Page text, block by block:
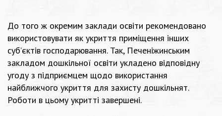
До того ж окремим заклади освіти рекомендовано
використовувати як укриття приміщення інших
суб’єктів господарювання. Так, Печеніжинським
закладом дошкільної освіти укладено відповідну
угоду з підприємцем щодо використання
найближчого укриття для захисту дошкільнят.
Роботи в цьому укритті завершені.